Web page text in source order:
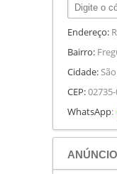
Endereço:
Bairro:
Cidade:
CEP:
WhatsApp: